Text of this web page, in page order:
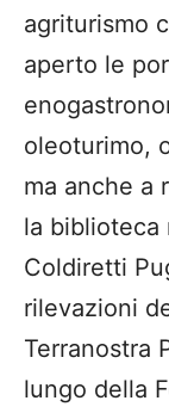
agriturismo
aperto le
oleoturimo,
ma anche a
la
Coldiretti
rilevazioni
Terranostra
lungo della